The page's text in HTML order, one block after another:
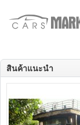
สินค้าแนะนำ